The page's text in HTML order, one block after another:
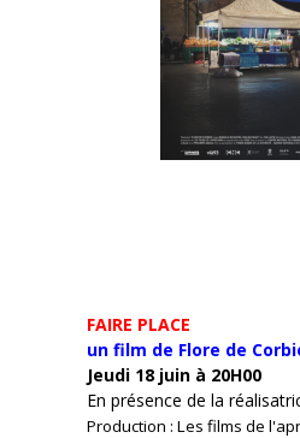
FAIRE PLACE
un film de Flore de
Jeudi 18 juin à 20H00
En présence de la
Production : Les films de